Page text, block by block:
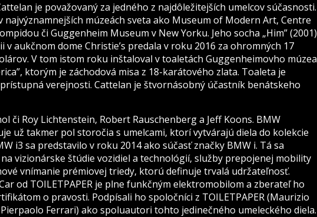
je považovaný za jedného z najdôležitejších umelcov súčasnosti.
najvýznamnejších múzeách sveta ako Museum of Modern Art, Centre
či Guggenheim Museum v New Yorku. Jeho socha „Him” (2001)
v aukčnom dome Christie’s predala v roku 2016 za ohromných 17
V tom istom roku inštaloval v toaletách Guggenheimovho múzea
ktorým je záchodová misa z 18-karátového zlata. Toaleta je
verejnosti. Cattelan je štvornásobný účastník benátskeho
či Roy Lichtenstein, Robert Rauschenberg a Jeff Koons. BMW
už takmer pol storočia s umelcami, ktorí vytvárajú diela do kolekcie
i3 sa predstavilo v roku 2014 ako súčasť značky BMW i. Tá sa
vizionárske štúdie vozidiel a technológií, služby prepojenej mobility
vnímanie prémiovej triedy, ktorú definuje trvalá udržateľnosť.
od TOILETPAPER je plne funkčným elektromobilom a zberateľ ho
o pravosti. Podpísali ho spoločníci z TOILETPAPER (Maurizio
Ferrari) ako spoluautori tohto jedinečného umeleckého diela.